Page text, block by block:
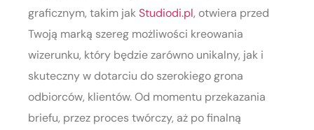
graficznym, takim jakStudiodi.pl, otwiera przed
Twoją marką szereg możliwości kreowania
wizerunku, który będzie zarówno unikalny, jak i
skuteczny w dotarciu do szerokiego grona
odbiorców, klientów. Od momentu przekazania
briefu, przez proces twórczy, aż po finalną